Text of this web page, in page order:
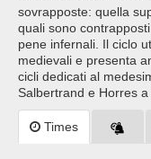
sovrapposte: quella
quali sono
pene infernali. Il ciclo
medievali e presenta
cicli dedicati al
Salbertrand e Horres
Times